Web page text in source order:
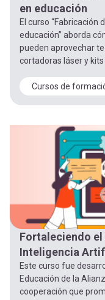
en educación
El curso “Fabricación
educación” aborda
pueden aprovechar
cortadoras láser y kits
Cursos de
Fortaleciendo el
Inteligencia
Este curso fue
Educación de la
cooperación que